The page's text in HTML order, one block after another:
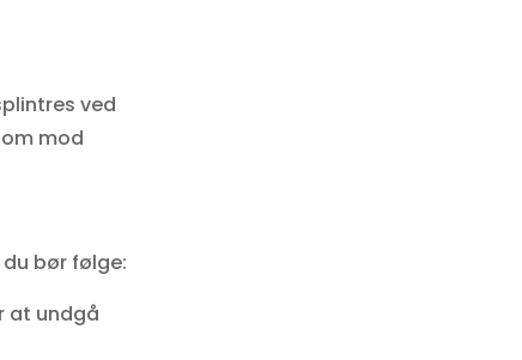
ved
mod
bør følge:
at undgå